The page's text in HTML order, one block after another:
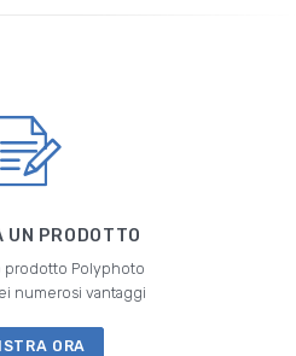
UN PRODOTTO
prodotto Polyphoto
numerosi vantaggi
ORA